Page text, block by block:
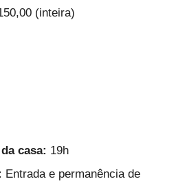
(inteira)
casa: 19h
Entrada e permanência de